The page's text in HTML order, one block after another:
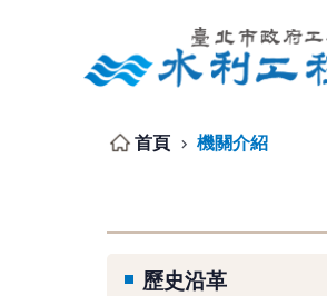
首頁 機關介紹
歷史沿革